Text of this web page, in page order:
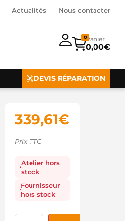
Actualités Nous contacter
0,00€
0
DEVIS RÉPARATION
339,61€
Prix TTC
Atelier hors
stock
Fournisseur
hors stock